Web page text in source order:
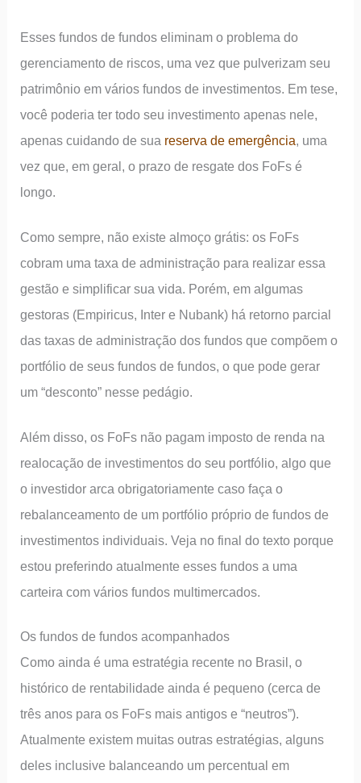
Esses fundos de fundos eliminam o problema do
gerenciamento de riscos, uma vez que pulverizam seu
patrimônio em vários fundos de investimentos. Em tese,
você poderia ter todo seu investimento apenas nele,
apenas cuidando de sua reserva de emergência, uma
vez que, em geral, o prazo de resgate dos FoFs é
longo.
Como sempre, não existe almoço grátis: os FoFs
cobram uma taxa de administração para realizar essa
gestão e simplificar sua vida. Porém, em algumas
gestoras (Empiricus, Inter e Nubank) há retorno parcial
das taxas de administração dos fundos que compõem o
portfólio de seus fundos de fundos, o que pode gerar
um “desconto” nesse pedágio.
Além disso, os FoFs não pagam imposto de renda na
realocação de investimentos do seu portfólio, algo que
o investidor arca obrigatoriamente caso faça o
rebalanceamento de um portfólio próprio de fundos de
investimentos individuais. Veja no final do texto porque
estou preferindo atualmente esses fundos a uma
carteira com vários fundos multimercados.
Os fundos de fundos acompanhados
Como ainda é uma estratégia recente no Brasil, o
histórico de rentabilidade ainda é pequeno (cerca de
três anos para os FoFs mais antigos e “neutros”).
Atualmente existem muitas outras estratégias, alguns
deles inclusive balanceando um percentual em